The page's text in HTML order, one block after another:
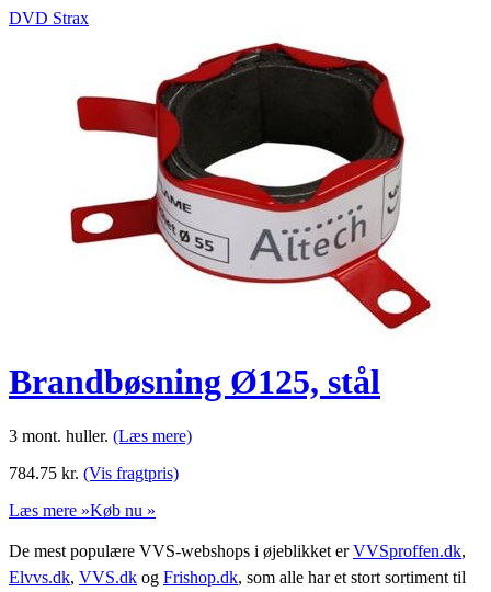
DVD Strax
Brandbøsning Ø125, stål
3 mont. huller. (Læs mere)
784.75 kr. (Vis fragtpris)
Læs mere »Køb nu »
De mest populære VVS-webshops i øjeblikket erVVSproffen.dk,
Elvvs.dk, VVS.dk og Frishop.dk, som alle har et stort sortiment til